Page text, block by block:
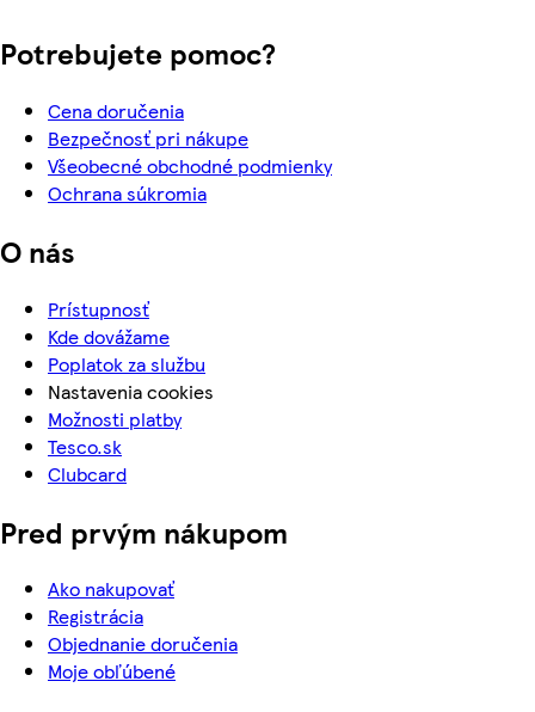
Potrebujete pomoc?
Cena doručenia
Bezpečnosť pri nákupe
Všeobecné obchodné podmienky
Ochrana súkromia
O nás
Prístupnosť
Kde dovážame
Poplatok za službu
Nastavenia cookies
Možnosti platby
Tesco.sk
Clubcard
Pred prvým nákupom
Ako nakupovať
Registrácia
Objednanie doručenia
Moje obľúbené